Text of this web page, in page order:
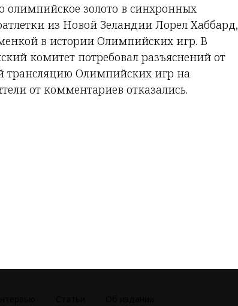
олимпийское золото в синхронных
из Новой Зеландии Лорел Хаббард,
в истории Олимпийских игр. В
комитет потребовал разъяснений от
трансляцию Олимпийских игр на
от комментариев отказались.